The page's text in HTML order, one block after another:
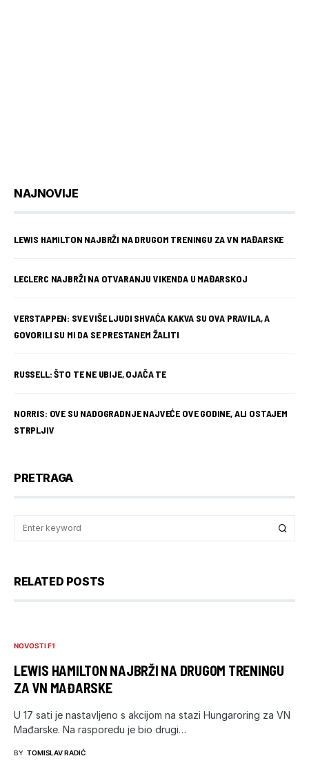
NAJNOVIJE
LEWIS HAMILTON NAJBRŽI NA DRUGOM TRENINGU ZA VN MAĐARSKE
LECLERC NAJBRŽI NA OTVARANJU VIKENDA U MAĐARSKOJ
VERSTAPPEN: SVE VIŠE LJUDI SHVAĆA KAKVA SU OVA PRAVILA, A
GOVORILI SU MI DA SE PRESTANEM ŽALITI
RUSSELL: ŠTO TE NE UBIJE, OJAČA TE
NORRIS: OVE SU NADOGRADNJE NAJVEĆE OVE GODINE, ALI OSTAJEM
STRPLJIV
PRETRAGA
RELATED POSTS
NOVOSTI F1
LEWIS HAMILTON NAJBRŽI NA DRUGOM TRENINGU
ZA VN MAĐARSKE
U 17 sati je nastavljeno s akcijom na stazi Hungaroring za VN
Mađarske. Na rasporedu je bio drugi…
BY TOMISLAV RADIĆ